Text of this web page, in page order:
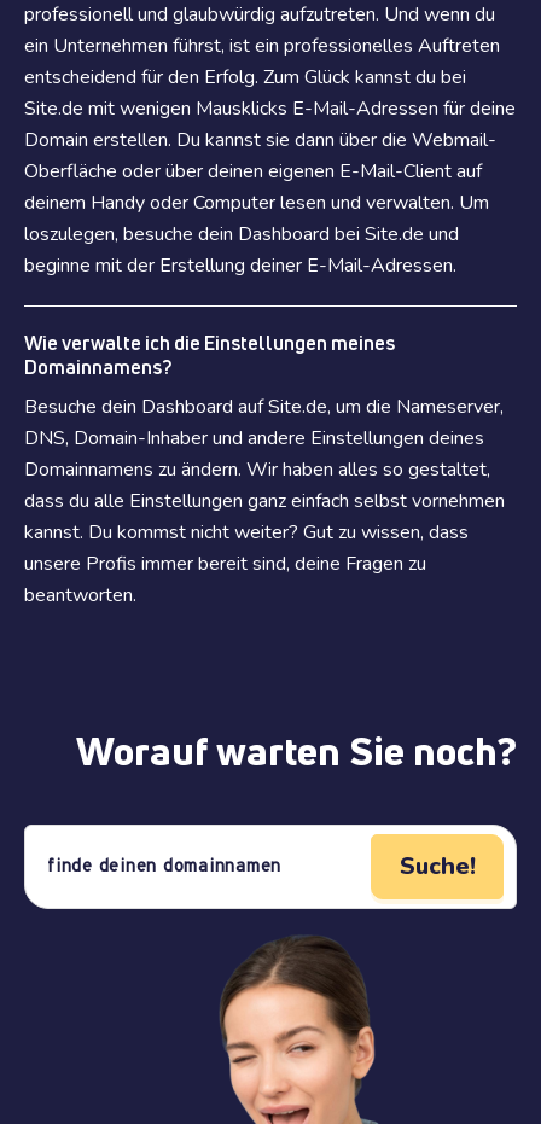
professionell und glaubwürdig aufzutreten. Und wenn du
ein Unternehmen führst, ist ein professionelles Auftreten
entscheidend für den Erfolg. Zum Glück kannst du bei
Site.de mit wenigen Mausklicks E-Mail-Adressen für deine
Domain erstellen. Du kannst sie dann über die Webmail-
Oberfläche oder über deinen eigenen E-Mail-Client auf
deinem Handy oder Computer lesen und verwalten. Um
loszulegen, besuche dein Dashboard bei Site.de und
beginne mit der Erstellung deiner E-Mail-Adressen.
Wie verwalte ich die Einstellungen meines
Domainnamens?
Besuche dein Dashboard auf Site.de, um die Nameserver,
DNS, Domain-Inhaber und andere Einstellungen deines
Domainnamens zu ändern. Wir haben alles so gestaltet,
dass du alle Einstellungen ganz einfach selbst vornehmen
kannst. Du kommst nicht weiter? Gut zu wissen, dass
unsere Profis immer bereit sind, deine Fragen zu
beantworten.
Worauf warten Sie noch?
Suche!